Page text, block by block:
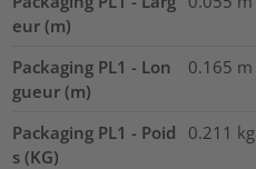
eur (m)
Packaging PL1 - Lon
gueur (m)
0.165 m
Packaging PL1 - Poid
s (KG)
0.211 kg